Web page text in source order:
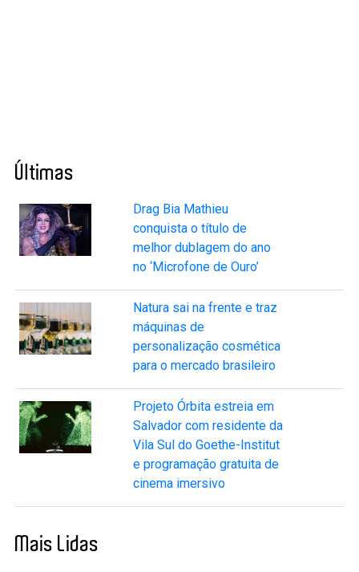
Últimas
Drag Bia Mathieu
conquista o título de
melhor dublagem do ano
no ‘Microfone de Ouro’
Natura sai na frente e traz
máquinas de
personalização cosmética
para o mercado brasileiro
Projeto Órbita estreia em
Salvador com residente da
Vila Sul do Goethe-Institut
e programação gratuita de
cinema imersivo
Mais Lidas